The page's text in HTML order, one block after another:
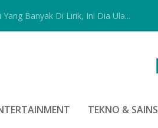
Banyak Di Lirik, Ini Dia Ula...
TEKNO & SAINS